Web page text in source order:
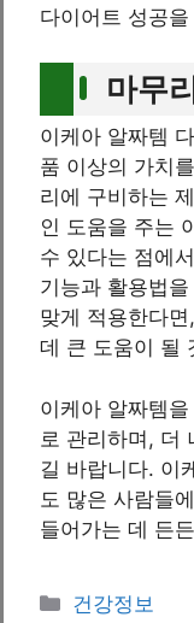
다이어트 성공
마무
이케아 알짜템
품 이상의 가치
리에 구비하는
인 도움을 주는
수 있다는 점에
기능과 활용법
맞게 적용한다
데 큰 도움이 될
이케아 알짜템
로 관리하며, 더
길 바랍니다. 이
도 많은 사람들
들어가는 데 든
Categories
건강정보